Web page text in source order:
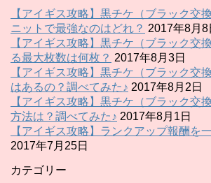
【アイギス攻略】黒チケ（ブラック交
ニットで最強なのはどれ？ 2017年8月8
【アイギス攻略】黒チケ（ブラック交
る最大枚数は何枚？ 2017年8月3日
【アイギス攻略】黒チケ（ブラック交
はあるの？調べてみた♪ 2017年8月2日
【アイギス攻略】黒チケ（ブラック交
方法は？調べてみた♪ 2017年8月1日
【アイギス攻略】ランクアップ報酬を
2017年7月25日
カテゴリー